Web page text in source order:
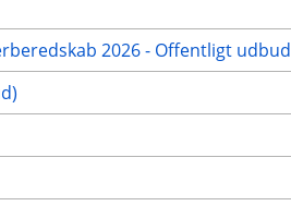
2026 - Offentligt udbud